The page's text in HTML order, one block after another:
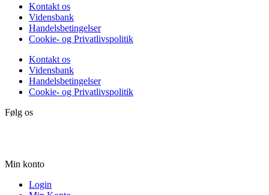
Kontakt os
Vidensbank
Handelsbetingelser
Cookie- og Privatlivspolitik
Kontakt os
Vidensbank
Handelsbetingelser
Cookie- og Privatlivspolitik
Følg os
Min konto
Login